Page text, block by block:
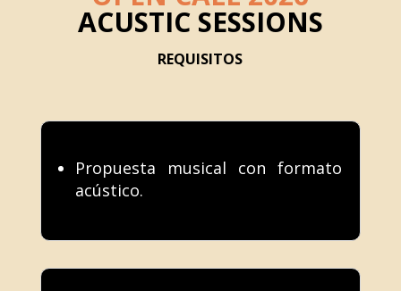
ACUSTIC SESSIONS
REQUISITOS
Propuesta musical con formato
acústico.